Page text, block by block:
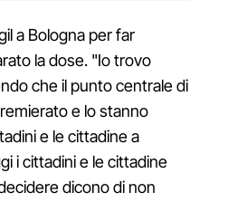
a Bologna per far
la dose. "Io trovo
che il punto centrale di
e lo stanno
e le cittadine a
i cittadini e le cittadine
dicono di non